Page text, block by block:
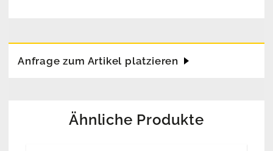
Anfrage zum Artikel platzieren
Ähnliche Produkte